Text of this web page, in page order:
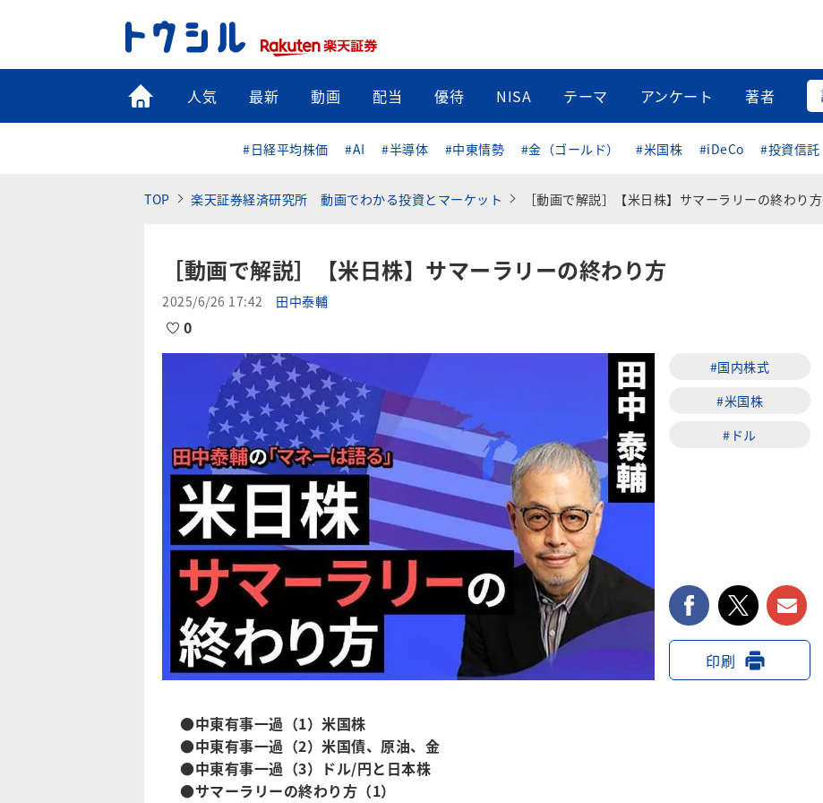
トップ
人気 最新 動画 配当 優待 NISA テーマ アンケート 著者
#日経平均株価 #AI #半導体 #中東情勢 #金（ゴールド） #米国株 #iDeCo #投資信託
TOP 楽天証券経済研究所 動画でわかる投資とマーケット ［動画で解説］【米日株】サマーラリーの終わり方
［動画で解説］【米日株】サマーラリーの終わり方
2025/6/26 17:42 田中泰輔
0
#国内株式
#米国株
#ドル
facebooktwitter
印刷
●中東有事一過（1）米国株
●中東有事一過（2）米国債、原油、金
●中東有事一過（3）ドル/円と日本株
●サマーラリーの終わり方（1）